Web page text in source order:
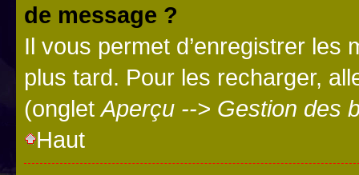
de message ?
Il vous permet d’enregistrer
plus tard. Pour les recharger,
(onglet Aperçu --> Gestion des
Haut